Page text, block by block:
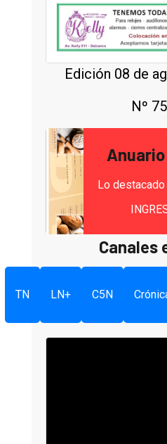
Edición 08 de
Nº
Lo
Canales
TN LN+ C5N